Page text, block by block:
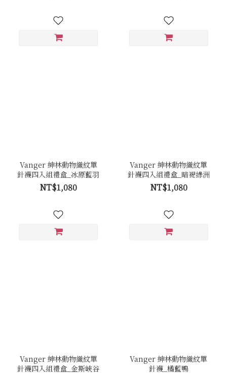
Vanger 紳林動物織紋單
針襪四入組禮盒_冰原藍羽
NT$1,080
Vanger 紳林動物織紋單
針襪四入組禮盒_暗褐綠洲
NT$1,080
Vanger 紳林動物織紋單
針襪四入組禮盒_金斯峽谷
Vanger 紳林動物織紋單
針襪_橘藍鴨